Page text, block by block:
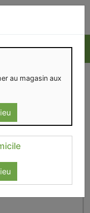
au magasin aux